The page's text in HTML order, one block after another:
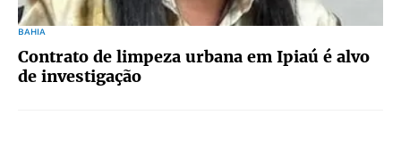
BAHIA
Contrato de limpeza urbana em Ipiaú é alvo
de investigação